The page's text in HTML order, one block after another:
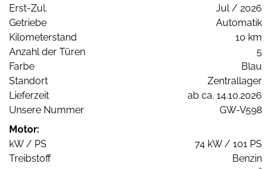
Erst-Zul.
Jul / 2026
Getriebe
Automatik
Kilometerstand
10 km
Anzahl der Türen
5
Farbe
Blau
Standort
Zentrallager
Lieferzeit
ab ca. 14.10.2026
Unsere Nummer
GW-V598
Motor:
kW / PS
74 kW / 101 PS
Treibstoff
Benzin